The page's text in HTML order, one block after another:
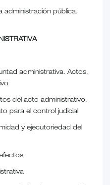
pública.
administrativa. Actos,
del acto administrativo.
para el control judicial
y ejecutoriedad del